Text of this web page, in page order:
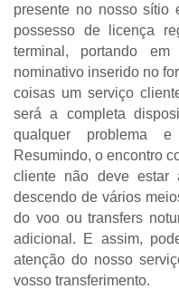
presente no nosso sítio
possesso de licença
terminal, portando
nominativo inserido no
coisas um serviço
será a completa
qualquer problema e
Resumindo, o encontro
cliente não deve estar
descendo de vários
do voo ou transfers
adicional. E assim,
atenção do nosso
vosso transferimento.